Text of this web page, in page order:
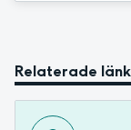
Relaterade